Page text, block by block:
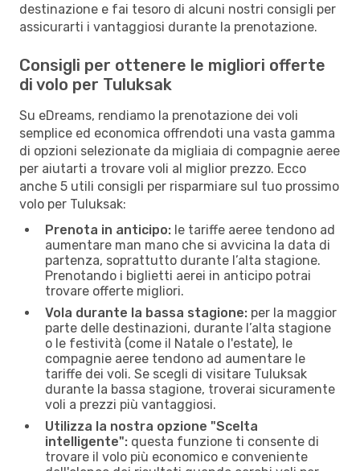
destinazione e fai tesoro di alcuni nostri consigli per
assicurarti i vantaggiosi durante la prenotazione.
Consigli per ottenere le migliori offerte
di volo per Tuluksak
Su eDreams, rendiamo la prenotazione dei voli
semplice ed economica offrendoti una vasta gamma
di opzioni selezionate da migliaia di compagnie aeree
per aiutarti a trovare voli al miglior prezzo. Ecco
anche 5 utili consigli per risparmiare sul tuo prossimo
volo per Tuluksak:
Prenota in anticipo: le tariffe aeree tendono ad
aumentare man mano che si avvicina la data di
partenza, soprattutto durante l’alta stagione.
Prenotando i biglietti aerei in anticipo potrai
trovare offerte migliori.
Vola durante la bassa stagione: per la maggior
parte delle destinazioni, durante l’alta stagione
o le festività (come il Natale o l'estate), le
compagnie aeree tendono ad aumentare le
tariffe dei voli. Se scegli di visitare Tuluksak
durante la bassa stagione, troverai sicuramente
voli a prezzi più vantaggiosi.
Utilizza la nostra opzione "Scelta
intelligente": questa funzione ti consente di
trovare il volo più economico e conveniente